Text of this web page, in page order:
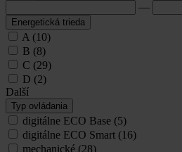
—
Energetická trieda
A (10)
B (8)
C (29)
D (2)
Další
Typ ovládania
digitálne ECO Base (5)
digitálne ECO Smart (16)
mechanické (28)